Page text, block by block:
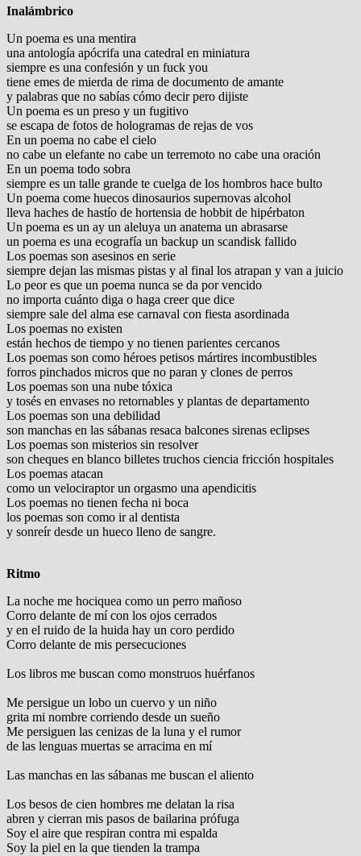
Inalámbrico
Un poema es una mentira
una antología apócrifa una catedral en miniatura
siempre es una confesión y un fuck you
tiene emes de mierda de rima de documento de amante
y palabras que no sabías cómo decir pero dijiste
Un poema es un preso y un fugitivo
se escapa de fotos de hologramas de rejas de vos
En un poema no cabe el cielo
no cabe un elefante no cabe un terremoto no cabe una oración
En un poema todo sobra
siempre es un talle grande te cuelga de los hombros hace bulto
Un poema come huecos dinosaurios supernovas alcohol
lleva haches de hastío de hortensia de hobbit de hipérbaton
Un poema es un ay un aleluya un anatema un abrasarse
un poema es una ecografía un backup un scandisk fallido
Los poemas son asesinos en serie
siempre dejan las mismas pistas y al final los atrapan y van a juicio
Lo peor es que un poema nunca se da por vencido
no importa cuánto diga o haga creer que dice
siempre sale del alma ese carnaval con fiesta asordinada
Los poemas no existen
están hechos de tiempo y no tienen parientes cercanos
Los poemas son como héroes petisos mártires incombustibles
forros pinchados micros que no paran y clones de perros
Los poemas son una nube tóxica
y tosés en envases no retornables y plantas de departamento
Los poemas son una debilidad
son manchas en las sábanas resaca balcones sirenas eclipses
Los poemas son misterios sin resolver
son cheques en blanco billetes truchos ciencia fricción hospitales
Los poemas atacan
como un velociraptor un orgasmo una apendicitis
Los poemas no tienen fecha ni boca
los poemas son como ir al dentista
y sonreír desde un hueco lleno de sangre.
Ritmo
La noche me hociquea como un perro mañoso
Corro delante de mí con los ojos cerrados
y en el ruido de la huida hay un coro perdido
Corro delante de mis persecuciones
Los libros me buscan como monstruos huérfanos
Me persigue un lobo un cuervo y un niño
grita mi nombre corriendo desde un sueño
Me persiguen las cenizas de la luna y el rumor
de las lenguas muertas se arracima en mí
Las manchas en las sábanas me buscan el aliento
Los besos de cien hombres me delatan la risa
abren y cierran mis pasos de bailarina prófuga
Soy el aire que respiran contra mi espalda
Soy la piel en la que tienden la trampa